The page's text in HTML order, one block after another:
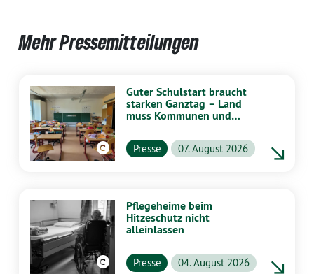
Mehr Pressemitteilungen
Guter Schulstart braucht
starken Ganztag – Land
muss Kommunen und
unterstützen
Presse 07. August 2026
Pflegeheime beim
Hitzeschutz nicht
alleinlassen
Presse 04. August 2026